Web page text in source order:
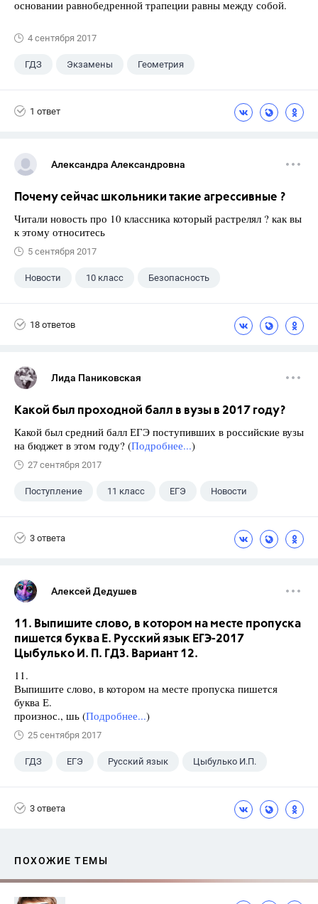
основании равнобедренной трапеции равны между собой.
4 сентября 2017
ГДЗ Экзамены Геометрия
1 ответ
Александра Александровна
Почему сейчас школьники такие агрессивные ?
Читали новость про 10 классника который растрелял ? как вы
к этому относитесь
5 сентября 2017
Новости 10 класс Безопасность
18 ответов
Лида Паниковская
Какой был проходной балл в вузы в 2017 году?
Какой был средний балл ЕГЭ поступивших в российские вузы
на бюджет в этом году? (Подробнее...)
27 сентября 2017
Поступление 11 класс ЕГЭ Новости
3 ответа
Алексей Дедушев
11. Выпишите слово, в котором на месте пропуска
пишется буква Е. Русский язык ЕГЭ-2017
Цыбулько И. П. ГДЗ. Вариант 12.
11.
Выпишите слово, в котором на месте пропуска пишется
буква Е.
произнос., шь (Подробнее...)
25 сентября 2017
ГДЗ ЕГЭ Русский язык Цыбулько И.П.
3 ответа
ПОХОЖИЕ ТЕМЫ